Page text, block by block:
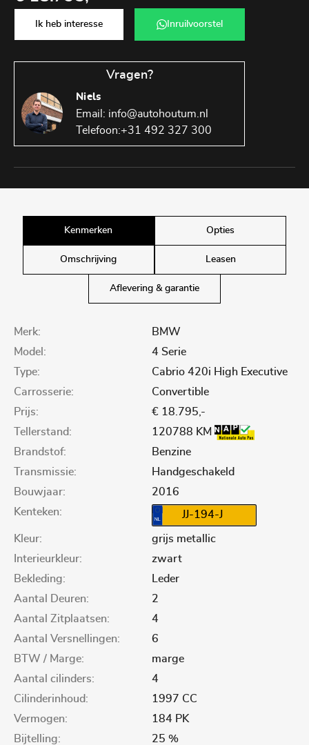
Ik heb interesse Inruilvoorstel
Vragen?
Niels
Email: info@autohoutum.nl
Telefoon:+31 492 327 300
Kenmerken Opties
Omschrijving Leasen
Aflevering & garantie
Merk:
BMW
Model:
4 Serie
Type:
Cabrio 420i High Executive
Carrosserie:
Convertible
Prijs:
€ 18.795,-
Tellerstand:
120788 KM
Brandstof:
Benzine
Transmissie:
Handgeschakeld
Bouwjaar:
2016
Kenteken:
JJ-194-J
Kleur:
grijs metallic
Interieurkleur:
zwart
Bekleding:
Leder
Aantal Deuren:
2
Aantal Zitplaatsen:
4
Aantal Versnellingen:
6
BTW / Marge:
marge
Aantal cilinders:
4
Cilinderinhoud:
1997 CC
Vermogen:
184 PK
Bijtelling:
25 %